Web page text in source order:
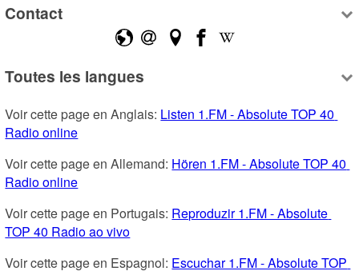
Contact
Toutes les langues
Voir cette page en Anglais: Listen 1.FM - Absolute TOP 40
Radio online
Voir cette page en Allemand: Hören 1.FM - Absolute TOP 40
Radio online
Voir cette page en Portugais: Reproduzir 1.FM - Absolute
TOP 40 Radio ao vivo
Voir cette page en Espagnol: Escuchar 1.FM - Absolute TOP